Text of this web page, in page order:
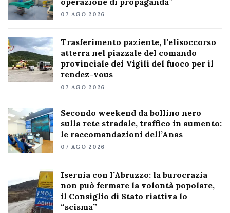
07 AGO 2026
Trasferimento paziente, l’elisoccorso
atterra nel piazzale del comando
provinciale dei Vigili del fuoco per il
rendez-vous
07 AGO 2026
Secondo weekend da bollino nero
sulla rete stradale, traffico in aumento:
le raccomandazioni dell’Anas
07 AGO 2026
Isernia con l’Abruzzo: la burocrazia
non può fermare la volontà popolare,
il Consiglio di Stato riattiva lo
“scisma”